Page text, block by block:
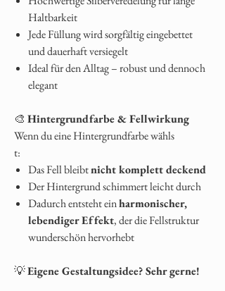
Haltbarkeit
Jede Füllung wird sorgfältig eingebettet
und dauerhaft versiegelt
Ideal für den Alltag – robust und dennoch
elegant
🎨 Hintergrundfarbe & Fellwirkung
Wenn du eine Hintergrundfarbe wähls
t:
Das Fell bleibtnicht komplett deckend
Der Hintergrund schimmert leicht durch
Dadurch entsteht einharmonischer,
lebendiger Effekt, der die Fellstruktur
wunderschön hervorhebt
💡Eigene Gestaltungsidee? Sehr gerne!